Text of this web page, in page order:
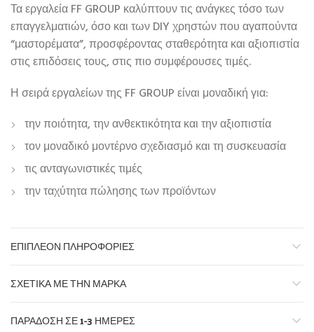
Τα εργαλεία FF GROUP καλύπτουν τις ανάγκες τόσο των
επαγγελματιών, όσο και των DIY χρηστών που αγαπούντα
“μαστορέματα”, προσφέροντας σταθερότητα και αξιοπιστία
στις επιδόσεις τους, στις πιο συμφέρουσες τιμές.
Η σειρά εργαλείων της FF GROUP είναι μοναδική για:
την ποιότητα, την ανθεκτικότητα και την αξιοπιστία
τον μοναδικό μοντέρνο σχεδιασμό και τη συσκευασία
τις ανταγωνιστικές τιμές
την ταχύτητα πώλησης των προϊόντων
ΕΠΙΠΛΈΟΝ ΠΛΗΡΟΦΟΡΊΕΣ
ΣΧΕΤΙΚΆ ΜΕ ΤΗΝ ΜΆΡΚΑ
ΠΑΡΆΔΟΣΗ ΣΕ 1-3 ΗΜΈΡΕΣ